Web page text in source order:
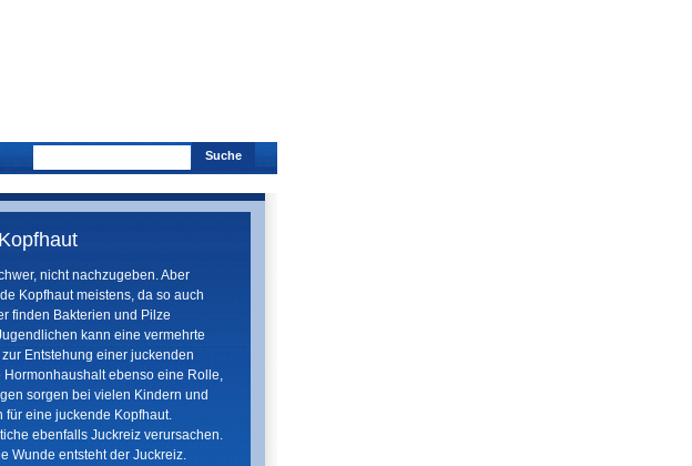
nicht nachzugeben. Aber
Kopfhaut meistens, da so auch
finden Bakterien und Pilze
kann eine vermehrte
Entstehung einer juckenden
ebenso eine Rolle,
sorgen bei vielen Kindern und
eine juckende Kopfhaut.
ebenfalls Juckreiz verursachen.
Wunde entsteht der Juckreiz.